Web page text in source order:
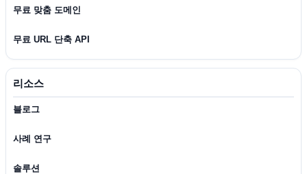
무료 맞춤 도메인
무료 URL 단축 API
리소스
블로그
사례 연구
솔루션